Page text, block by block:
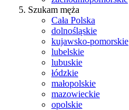
Szukam męża
Cała Polska
dolnośląskie
kujawsko-pomorskie
lubelskie
lubuskie
łódzkie
małopolskie
mazowieckie
opolskie